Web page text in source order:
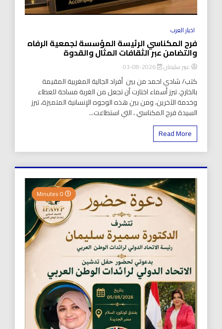
اخبار العرب
فرح المكناسي الرئيسة المؤسسة لجمعية الرفاه
والتضامن عبر الثقافات المثال والقدوة
عبير سليمان 2026-08-03
كتب/ شادي احمد من بين أفراد الجالية المغربية المقيمة
بالخارج، تبرز أسماء اختارت أن تجعل من الغربة مساحة للعطاء
وخدمة الآخرين، ومن بين هذه الوجوه الإنسانية المتميزة، تبرز
السيدة فرح المكناسي ، التي استطاعت...
Read More